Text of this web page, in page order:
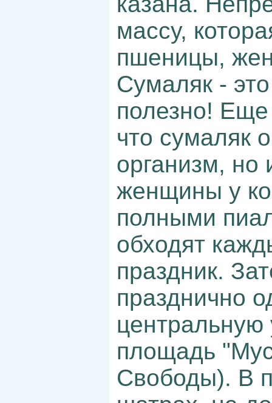
массу,
пшеницы,
Сумаляк -
полезно!
что сумаляк
организм, но
женщины у
полными
обходят
праздник.
празднично
центральную
площадь
Свободы). В